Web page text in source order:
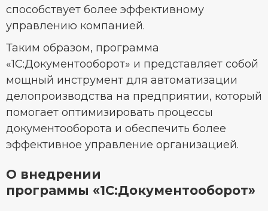
способствует более эффективному
управлению компанией.
Таким образом, программа
«1С:Документооборот» и представляет собой
мощный инструмент для автоматизации
делопроизводства на предприятии, который
помогает оптимизировать процессы
документооборота и обеспечить более
эффективное управление организацией.
О внедрении
программы «1С:Документооборот»